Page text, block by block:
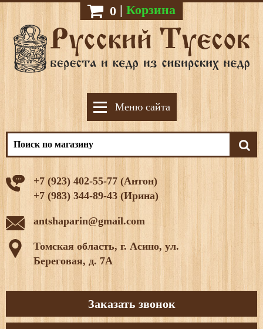
0 | Корзина
Меню сайта
+7 (923) 402-55-77 (Антон)
+7 (983) 344-89-43 (Ирина)
antshaparin@gmail.com
Томская область, г. Асино, ул.
Береговая, д. 7А
Заказать звонок